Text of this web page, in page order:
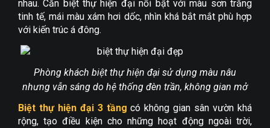
nhau. Căn biệt thự hiện đại nổi bật với màu sơn trắng
tinh tế, mái màu xám hơi dốc, nhìn khá bắt mắt phù hợp
với kiến trúc á đông.
Phòng khách biệt thự hiện đại sử dụng màu nâu
nhưng vẫn sáng do hệ thống đèn trần, không gian mở
Biệt thự hiện đại 3 tầng có không gian sân vườn khá
rộng, tạo điều kiện cho những hoạt động ngoài trời,